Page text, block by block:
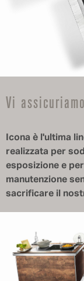
Vi
Icona è l'ultima
realizzata per
esposizione e
manutenzione
sacrificare il